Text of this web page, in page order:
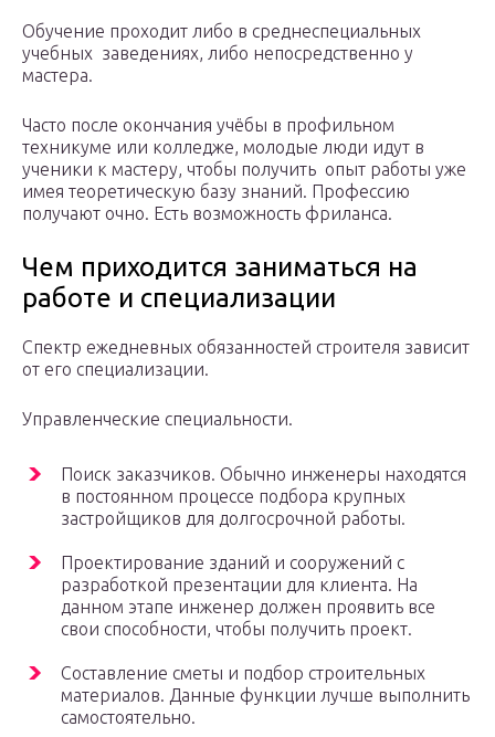
Обучение проходит либо в среднеспециальных
учебных заведениях, либо непосредственно у
мастера.
Часто после окончания учёбы в профильном
техникуме или колледже, молодые люди идут в
ученики к мастеру, чтобы получить опыт работы уже
имея теоретическую базу знаний. Профессию
получают очно. Есть возможность фриланса.
Чем приходится заниматься на
работе и специализации
Спектр ежедневных обязанностей строителя зависит
от его специализации.
Управленческие специальности.
Поиск заказчиков. Обычно инженеры находятся
в постоянном процессе подбора крупных
застройщиков для долгосрочной работы.
Проектирование зданий и сооружений с
разработкой презентации для клиента. На
данном этапе инженер должен проявить все
свои способности, чтобы получить проект.
Составление сметы и подбор строительных
материалов. Данные функции лучше выполнить
самостоятельно.